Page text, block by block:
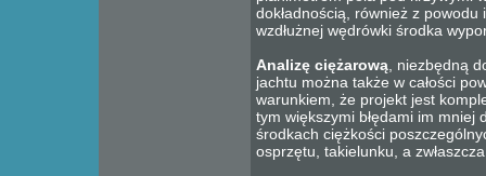
dokładnością, również z
wzdłużnej wędrówki środka
Analizę ciężarową , niezbędną
jachtu można także w całości
warunkiem, że projekt jest
tym większymi błędami im mniej
środkach ciężkości
osprzętu, takielunku, a